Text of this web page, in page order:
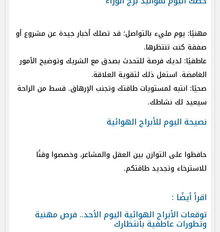
مهنيًا: يوم مليء بالتواصل؛ قد تصلك أخبار جيدة عن مشروع أو
صفقة كنت تنتظرها.
عاطفيًا: لديك فرصة للتحدث بصدق مع الشريك وتوضيح الأمور
الغامضة. استغل ذلك لتقوية العلاقة.
صحيًا: انتبه لمستويات طاقتك وتجنب الإرهاق. قسط من الراحة
سيعيد لك نشاطك.
نصيحة اليوم للأبراج الهوائية
حافظوا على التوازن بين العقل والمشاعر، وخصصوا وقتًا
للاسترخاء وتجديد طاقتكم.
اقرأ أيضًا :
توقعات الأبراج الهوائية اليوم الأحد.. فرص مهنية
وتطورات عاطفية بانتظارك